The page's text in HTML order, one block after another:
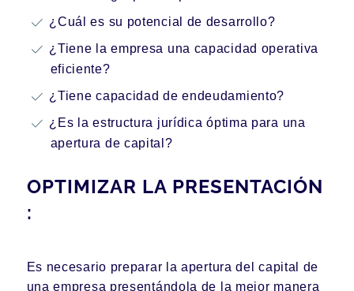
¿Cuál es su potencial de desarrollo?
¿Tiene la empresa una capacidad operativa
eficiente?
¿Tiene capacidad de endeudamiento?
¿Es la estructura jurídica óptima para una
apertura de capital?
OPTIMIZAR LA PRESENTACIÓN
:
Es necesario preparar la apertura del capital de
una empresa presentándola de la mejor manera